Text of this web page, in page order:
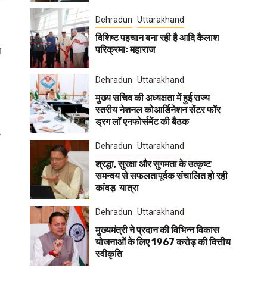
Dehradun Uttarakhand
विशिष्ट पहचान बना रही है आदि कैलाश
परिक्रमाः महाराज
Dehradun Uttarakhand
मुख्य सचिव की अध्यक्षता में हुई राज्य
स्तरीय नेशनल कोआर्डिनेशन सेंटर फॉर
ड्रग लॉ एनफोर्समेंट की बैठक
Dehradun Uttarakhand
श्रद्धा, सुरक्षा और सुगमता के उत्कृष्ट
समन्वय से सफलतापूर्वक संचालित हो रही
कांवड़ यात्रा
Dehradun Uttarakhand
मुख्यमंत्री ने प्रदान की विभिन्न विकास
योजनाओं के लिए 1967 करोड़ की वित्तीय
स्वीकृति